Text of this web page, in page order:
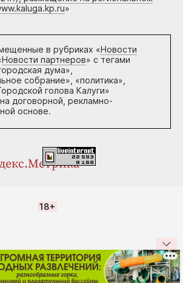
»
в рубриках «Новости
Новости партнеров» с тегами
дума»,
собрание», «политика»,
голова Калуги»
договорной, рекламно-
основе.
18+